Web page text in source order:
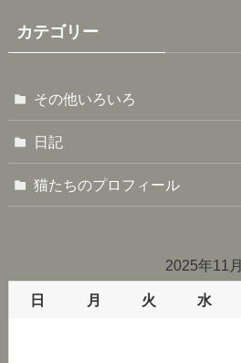
カテゴリー
その他いろいろ
日記
猫たちのプロフィール
2025年11月
日 月 火 水